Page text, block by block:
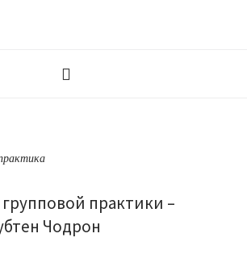
практики –
Чодрон